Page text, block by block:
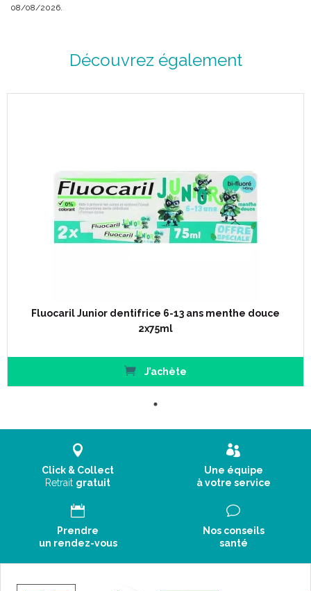
08/08/2026.
Découvrez également
Fluocaril Junior dentifrice 6-13 ans menthe douce
2x75ml
J’achète
Click & Collect
Retrait gratuit
Une équipe
à votre service
Prendre
un rendez-vous
Nos conseils
santé